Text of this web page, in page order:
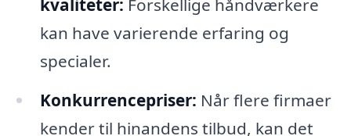
kvaliteter: Forskellige håndværkere
kan have varierende erfaring og
specialer.
Konkurrencepriser: Når flere firmaer
kender til hinandens tilbud, kan det